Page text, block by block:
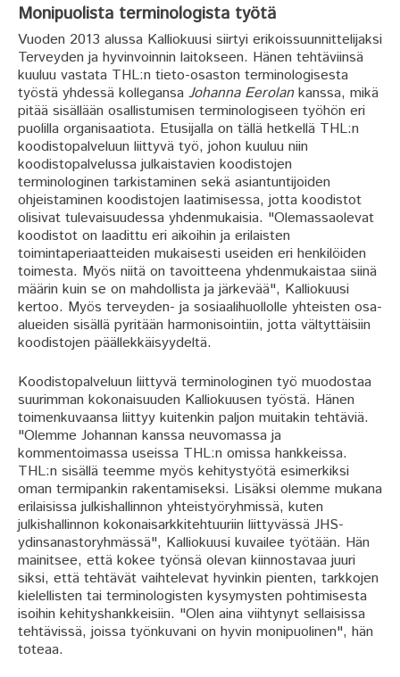
Monipuolista terminologista työtä
Vuoden 2013 alussa Kalliokuusi siirtyi erikoissuunnittelijaksi
Terveyden ja hyvinvoinnin laitokseen. Hänen tehtäviinsä
kuuluu vastata THL:n tieto-osaston terminologisesta
työstä yhdessä kollegansa Johanna Eerolankanssa, mikä
pitää sisällään osallistumisen terminologiseen työhön eri
puolilla organisaatiota. Etusijalla on tällä hetkellä THL:n
koodistopalveluun liittyvä työ, johon kuuluu niin
koodistopalvelussa julkaistavien koodistojen
terminologinen tarkistaminen sekä asiantuntijoiden
ohjeistaminen koodistojen laatimisessa, jotta koodistot
olisivat tulevaisuudessa yhdenmukaisia. "Olemassaolevat
koodistot on laadittu eri aikoihin ja erilaisten
toimintaperiaatteiden mukaisesti useiden eri henkilöiden
toimesta. Myös niitä on tavoitteena yhdenmukaistaa siinä
määrin kuin se on mahdollista ja järkevää", Kalliokuusi
kertoo. Myös terveyden- ja sosiaalihuollolle yhteisten osa-
alueiden sisällä pyritään harmonisointiin, jotta vältyttäisiin
koodistojen päällekkäisyydeltä.
Koodistopalveluun liittyvä terminologinen työ muodostaa
suurimman kokonaisuuden Kalliokuusen työstä. Hänen
toimenkuvaansa liittyy kuitenkin paljon muitakin tehtäviä.
"Olemme Johannan kanssa neuvomassa ja
kommentoimassa useissa THL:n omissa hankkeissa.
THL:n sisällä teemme myös kehitystyötä esimerkiksi
oman termipankin rakentamiseksi. Lisäksi olemme mukana
erilaisissa julkishallinnon yhteistyöryhmissä, kuten
julkishallinnon kokonaisarkkitehtuuriin liittyvässä JHS-
ydinsanastoryhmässä", Kalliokuusi kuvailee työtään. Hän
mainitsee, että kokee työnsä olevan kiinnostavaa juuri
siksi, että tehtävät vaihtelevat hyvinkin pienten, tarkkojen
kielellisten tai terminologisten kysymysten pohtimisesta
isoihin kehityshankkeisiin. "Olen aina viihtynyt sellaisissa
tehtävissä, joissa työnkuvani on hyvin monipuolinen", hän
toteaa.